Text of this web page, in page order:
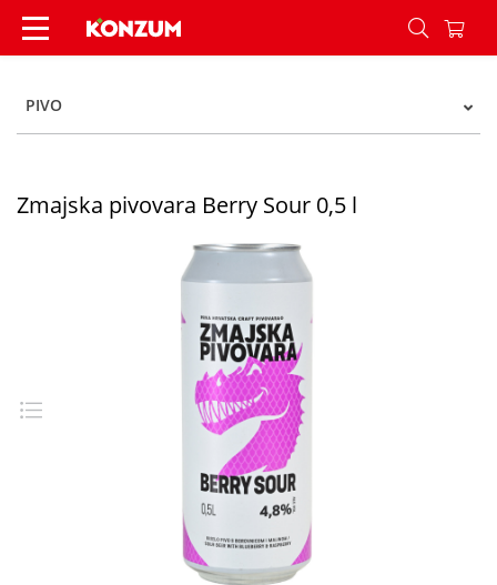
Zmajska pivovara Berry Sour 0,5 l - Konzum
PIVO
Zmajska pivovara Berry Sour 0,5 l